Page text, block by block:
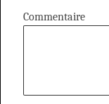
Commentaire